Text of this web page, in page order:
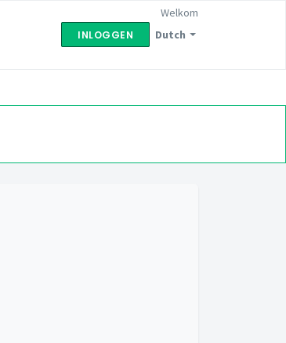
Dutch
Welkom
INLOGGEN